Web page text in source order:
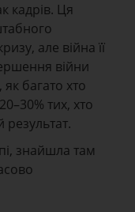
кадрів. Ця
але війна її
війни
багато хто
тих, хто
знайшла там